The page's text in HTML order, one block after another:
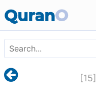
QuranO
[15]